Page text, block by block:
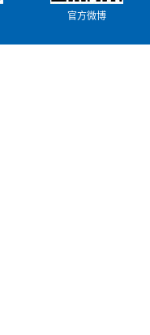
官方微博